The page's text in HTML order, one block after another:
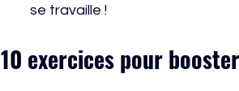
se travaille !
10 exercices pour